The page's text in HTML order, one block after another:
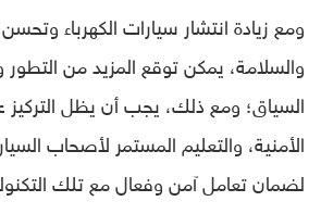
ومع زيادة انتشار سيارات الكهرباء وتحسن
والسلامة، يمكن توقع المزيد من
السياق؛ ومع ذلك، يجب أن يظل التركيز
الأمنية، والتعليم المستمر لأصحاب
لضمان تعامل آمن وفعال مع تلك